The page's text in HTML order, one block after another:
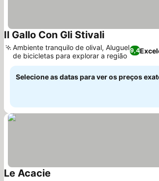
Il Gallo Con Gli StivaliVer preços
9,4
Ambiente tranquilo de olival, Aluguel
de bicicletas para explorar a região
Selecione as datas para ver os preços
Le Acacie